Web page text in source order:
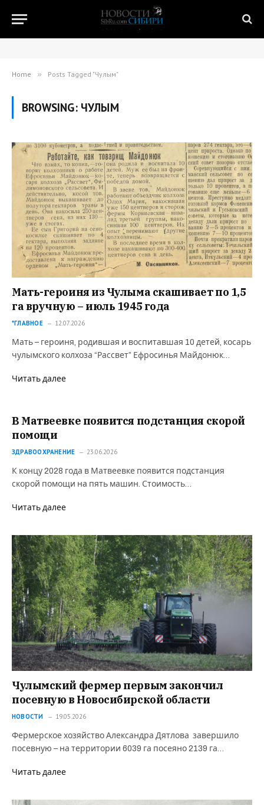
Home » Posts Tagged "Чулым"
BROWSING: ЧУЛЫМ
Мать-героиня из Чулыма скашивает по 1,5
га вручную – июль 1945 года
*ГЛАВНОЕ 12.07.2026
Мать – героиня, родившая и воспитавшая 10 детей, косарь
чулымского колхоза “Рассвет” Ефросинья Майдонюк…
Читать далее
В Матвеевке появится подстанция скорой
помощи
ЗДРАВООХРАНЕНИЕ 23.06.2026
К концу 2028 года в Матвеевке появится подстанция
скорой помощи на пять машин. Стоимость…
Читать далее
Чулымский фермер первым закончил
посевную в Новосибирской области
НОВОСТИ 19.05.2026
Фермерское хозяйство Александра Дятлова завершило
посевную – на территории 6039 га посеяно 2139 га…
Читать далее